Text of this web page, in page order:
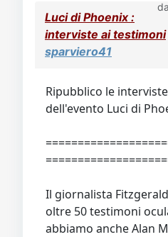
da
Luci di Phoenix :
interviste ai testimoni
sparviero41
Ripubblico le
dell'evento Luci di
Il giornalista
oltre 50 testimoni
abbiamo anche Alan